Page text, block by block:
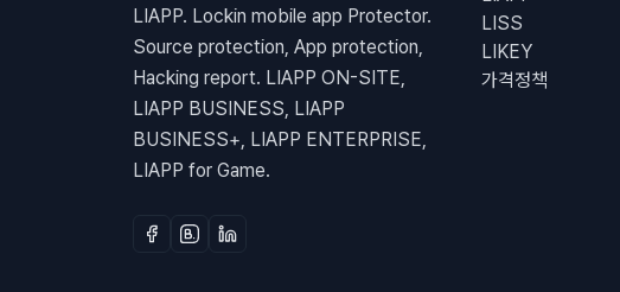
LIAPP. Lockin mobile app Protector.
Source protection, App protection,
Hacking report. LIAPP ON-SITE,
LIAPP BUSINESS, LIAPP
BUSINESS+, LIAPP ENTERPRISE,
LIAPP for Game.
LISS
LIKEY
가격정책